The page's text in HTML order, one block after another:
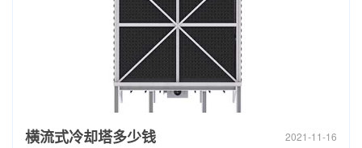
横流式冷却塔多少钱 2021-11-16